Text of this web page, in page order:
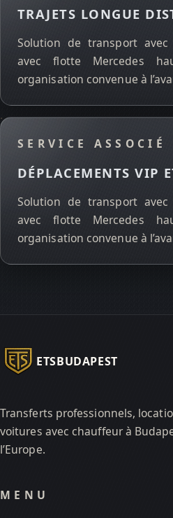
TRAJETS LONGUE
Solution de transport avec
avec flotte Mercedes
organisation convenue à
SERVICE ASSOCIÉ
DÉPLACEMENTS VIP
Solution de transport avec
avec flotte Mercedes
organisation convenue à
ETSBUDAPEST
Transferts professionnels,
voitures avec chauffeur à
l’Europe.
MENU